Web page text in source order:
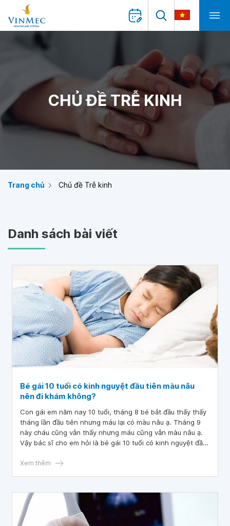
CHỦ ĐỀ TRỄ KINH
Trang chủ Chủ đề Trễ kinh
Danh sách bài viết
Bé gái 10 tuổi có kinh nguyệt đầu tiên màu nâu
nên đi khám không?
Con gái em năm nay 10 tuổi, tháng 8 bé bắt đầu thấy thấy
tháng lần đầu tiên nhưng máu lại có màu nâu ạ. Tháng 9
này cháu cũng vẫn thấy nhưng máu cũng vẫn màu nâu ạ.
Vậy bác sĩ cho em hỏi là bé gái 10 tuổi có kinh nguyệt đầu
Xem thêm